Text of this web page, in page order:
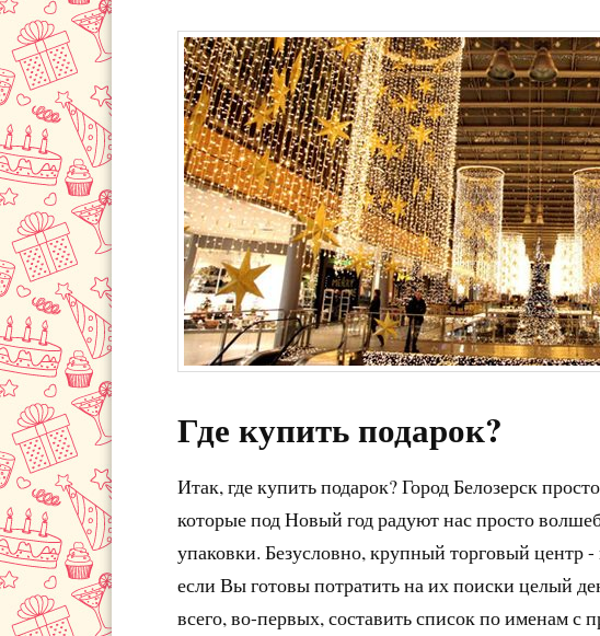
Где купить подарок?
Итак, где купить подарок? Город Белозерск
которые под Новый год радуют нас просто
упаковки. Безусловно, крупный торговый центр
если Вы готовы потратить на их поиски целый
всего, во-первых, составить список по именам